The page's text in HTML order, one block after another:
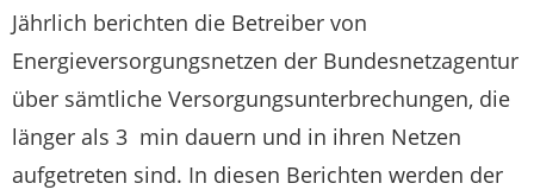
Jährlich berichten die Betreiber von
Energieversorgungsnetzen der Bundesnetzagentur
über sämtliche Versorgungsunterbrechungen, die
länger als 3 min dauern und in ihren Netzen
aufgetreten sind. In diesen Berichten werden der